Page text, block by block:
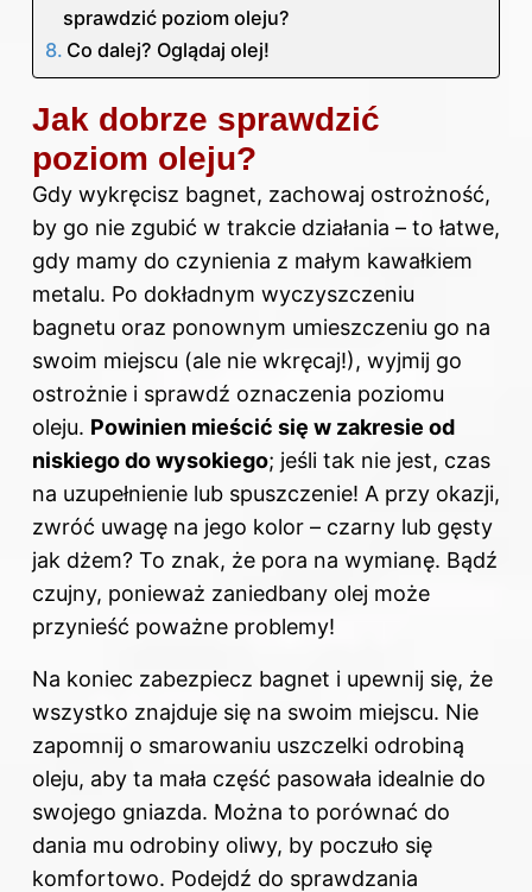
sprawdzić poziom oleju?
Co dalej? Oglądaj olej!
Jak dobrze sprawdzić
poziom oleju?
Gdy wykręcisz bagnet, zachowaj ostrożność,
by go nie zgubić w trakcie działania – to łatwe,
gdy mamy do czynienia z małym kawałkiem
metalu. Po dokładnym wyczyszczeniu
bagnetu oraz ponownym umieszczeniu go na
swoim miejscu (ale nie wkręcaj!), wyjmij go
ostrożnie i sprawdź oznaczenia poziomu
oleju. Powinien mieścić się w zakresie od
niskiego do wysokiego; jeśli tak nie jest, czas
na uzupełnienie lub spuszczenie! A przy okazji,
zwróć uwagę na jego kolor – czarny lub gęsty
jak dżem? To znak, że pora na wymianę. Bądź
czujny, ponieważ zaniedbany olej może
przynieść poważne problemy!
Na koniec zabezpiecz bagnet i upewnij się, że
wszystko znajduje się na swoim miejscu. Nie
zapomnij o smarowaniu uszczelki odrobiną
oleju, aby ta mała część pasowała idealnie do
swojego gniazda. Można to porównać do
dania mu odrobiny oliwy, by poczuło się
komfortowo. Podejdź do sprawdzania